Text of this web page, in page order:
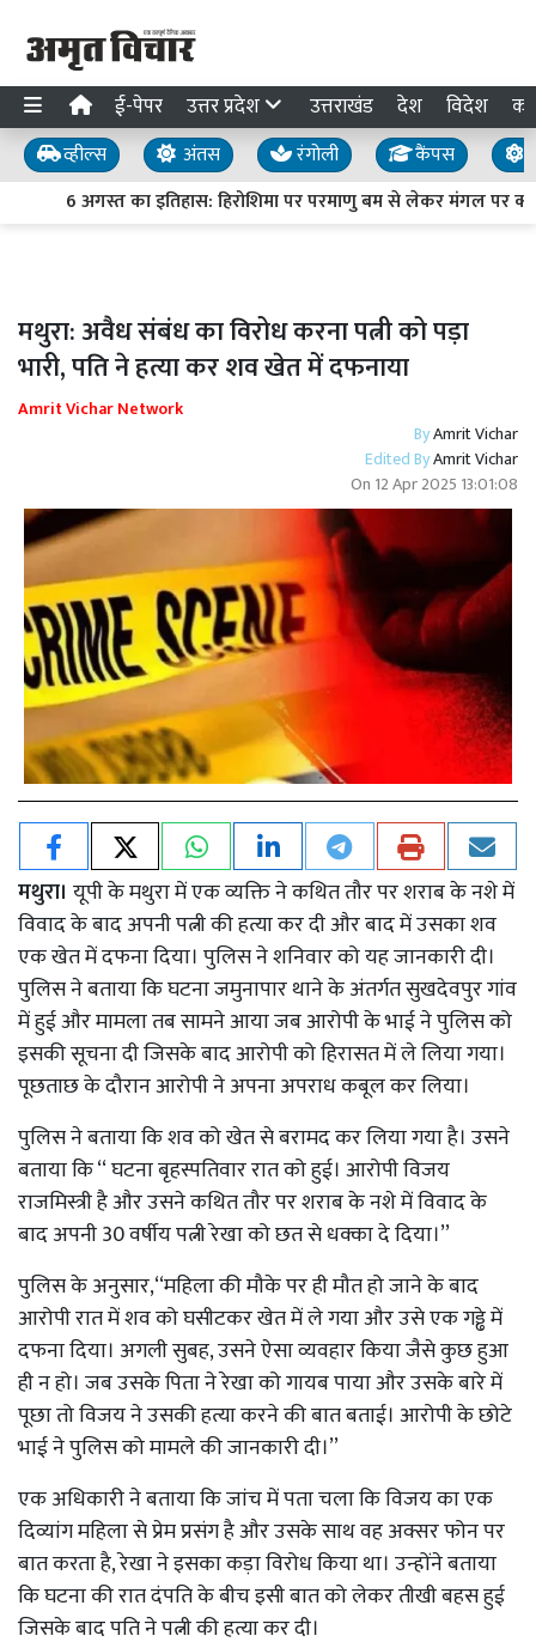
ई-पेपर उत्तर प्रदेश उत्तराखंड देश विदेश
व्हील्स अंतस रंगोली कैंपस
6 अगस्त का इतिहास: हिरोशिमा पर परमाणु बम से लेकर मंगल पर
मथुरा: अवैध संबंध का विरोध करना पत्नी को पड़ा
भारी, पति ने हत्या कर शव खेत में दफनाया
Amrit Vichar Network
ByAmrit Vichar
Edited ByAmrit Vichar
On 12 Apr 2025 13:01:08
मथुरा। यूपी केमथुरा में एक व्यक्ति ने कथित तौर पर शराब के नशे में
विवाद के बाद अपनी पत्नी की हत्या कर दी और बाद में उसका शव
एक खेत में दफना दिया। पुलिस ने शनिवार को यह जानकारी दी।
पुलिस ने बताया कि घटना जमुनापार थाने के अंतर्गत सुखदेवपुर गांव
में हुई और मामला तब सामने आया जब आरोपी के भाई ने पुलिस को
इसकी सूचना दी जिसके बाद आरोपी को हिरासत में ले लिया गया।
पूछताछ के दौरान आरोपी ने अपना अपराध कबूल कर लिया।
पुलिस ने बताया कि शव को खेत से बरामद कर लिया गया है। उसने
बताया कि ‘‘ घटना बृहस्पतिवार रात को हुई। आरोपी विजय
राजमिस्त्री है और उसने कथित तौर पर शराब के नशे में विवाद के
बाद अपनी 30 वर्षीय पत्नी रेखा को छत से धक्का दे दिया।’’
पुलिस के अनुसार,‘‘महिला की मौके पर ही मौत हो जाने के बाद
आरोपी रात में शव को घसीटकर खेत में ले गया और उसे एक गड्ढे में
दफना दिया। अगली सुबह, उसने ऐसा व्यवहार किया जैसे कुछ हुआ
ही न हो। जब उसके पिता ने रेखा को गायब पाया और उसके बारे में
पूछा तो विजय ने उसकी हत्या करने की बात बताई। आरोपी के छोटे
भाई ने पुलिस को मामले की जानकारी दी।’’
एक अधिकारी ने बताया कि जांच में पता चला कि विजय का एक
दिव्यांग महिला से प्रेम प्रसंग है और उसके साथ वह अक्सर फोन पर
बात करता है, रेखा ने इसका कड़ा विरोध किया था। उन्होंने बताया
कि घटना की रात दंपति के बीच इसी बात को लेकर तीखी बहस हुई
जिसके बाद पति ने पत्नी की हत्या कर दी।